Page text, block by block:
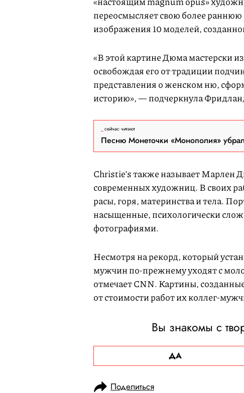
переосмысляет свою более
изображения 10 моделей,
«В этой картине Дюма мастерски
освобождая его от традиции
представления о женском ню,
историю», — подчеркнула
сейчас читают
Песню Монеточки «Монополия»
Christie’s также называет Марлен
современных художниц. В своих
расы, горя, материнства и тела.
насыщенные, психологически
фотографиями.
Несмотря на рекорд, который
мужчин по-прежнему уходят с
отмечает CNN. Картины,
от стоимости работ их коллег-
Вы знакомы с
ДА
Поделиться